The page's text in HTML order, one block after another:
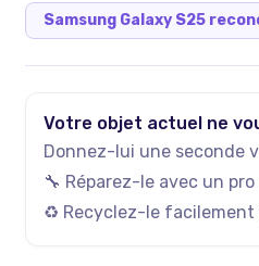
Samsung Galaxy S25
Votre objet actuel ne
Donnez-lui une seconde
🔧 Réparez-le avec un pro
♻️ Recyclez-le facilement